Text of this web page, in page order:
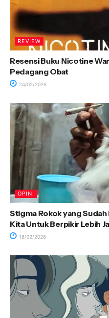
REVIEW
Resensi Buku Nicotine
Pedagang Obat
24/02/2026
OPINI
Stigma Rokok yang
Kita Untuk Berpikir Lebih
18/02/2026